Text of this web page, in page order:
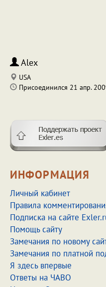
Alex
USA
Присоединился 21 апр.
ИНФОРМАЦИЯ
Личный кабинет
Правила
Подписка на сайте
Помощь сайту
Замечания по новому
Замечания по платной
Я здесь впервые
Ответы на ЧАВО